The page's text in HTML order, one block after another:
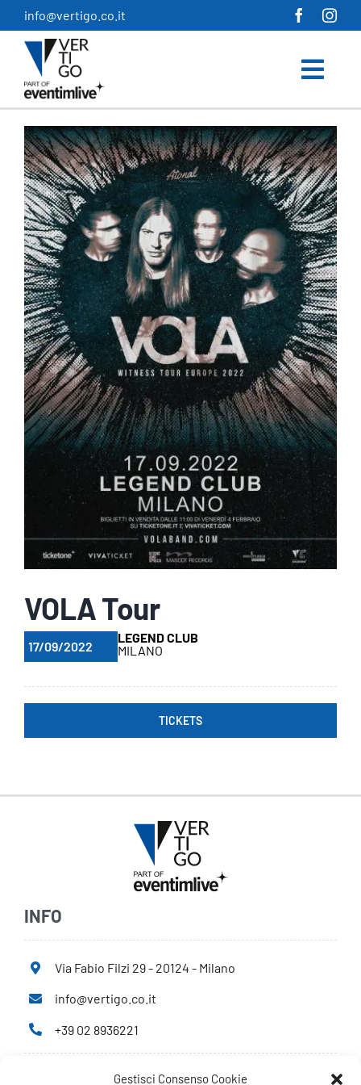
Gestisci Consenso Cookie
Salta
al
contenuto
info@vertigo.co.it
VOLA Tour
17/09/2022
LEGEND CLUB
MILANO
TICKETS
INFO
Via Fabio Filzi 29 - 20124 - Milano
info@vertigo.co.it
+39 02 8936221
Privacy Policy